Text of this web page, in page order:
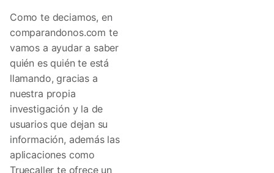
Como te deciamos, en
comparandonos.com te
vamos a ayudar a saber
quién es quién te está
llamando, gracias a
nuestra propia
investigación y la de
usuarios que dejan su
información, además las
aplicaciones como
Truecaller te ofrece un